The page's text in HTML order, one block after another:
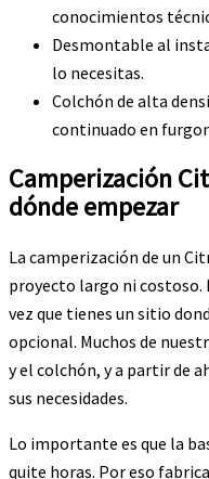
conocimientos
Desmontable al
lo necesitas.
Colchón de alta
continuado en
Camperización
dónde empezar
La camperización de un
proyecto largo ni costoso.
vez que tienes un sitio
opcional. Muchos de
y el colchón, y a partir de
sus necesidades.
Lo importante es que la
quite horas. Por eso